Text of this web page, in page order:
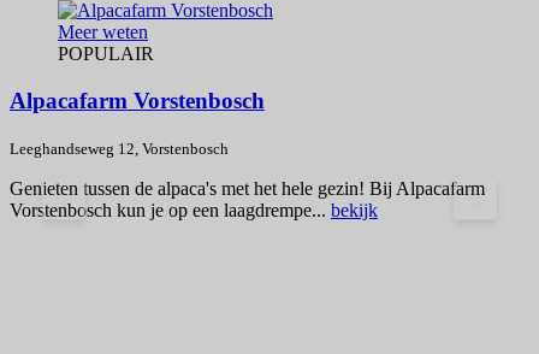
Meer weten
POPULAIR
Alpacafarm Vorstenbosch
Leeghandseweg 12, Vorstenbosch
Genieten tussen de alpaca's met het hele gezin! Bij Alpacafarm
Vorstenbosch kun je op een laagdrempe... bekijk
< >